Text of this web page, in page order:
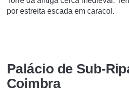
por estreita escada em caracol.
Palácio de Sub-
Coimbra